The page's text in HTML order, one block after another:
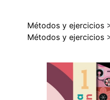
Métodos y ejercicios
Métodos y ejercicios